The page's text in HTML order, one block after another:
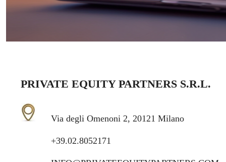
PRIVATE EQUITY PARTNERS S.R.L.
Via degli Omenoni 2, 20121 Milano
+39.02.8052171